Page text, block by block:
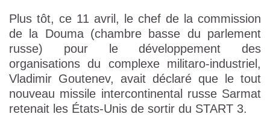
Plus tôt, ce 11 avril, le chef de la commission
de la Douma (chambre basse du parlement
russe) pour le développement des
organisations du complexe militaro-industriel,
Vladimir Goutenev, avait déclaré que le tout
nouveau missile intercontinental russe Sarmat
retenait les États-Unis de sortir du START 3.